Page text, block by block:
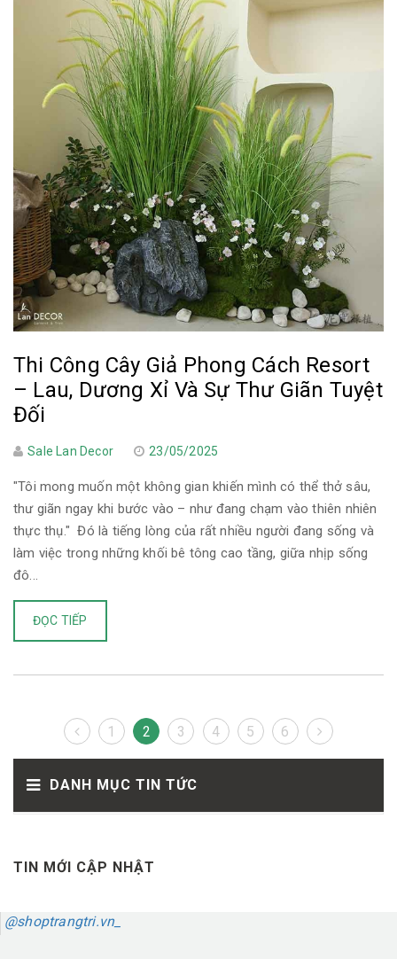
DANH MỤC TIN TỨC
TIN MỚI CẬP NHẬT
Thi Công Cây Giả Phong Cách Resort
– Lau, Dương Xỉ Và Sự Thư Giãn Tuyệt
Đối
Sale Lan Decor 23/05/2025
"Tôi mong muốn một không gian khiến mình có thể thở sâu,
thư giãn ngay khi bước vào – như đang chạm vào thiên nhiên
thực thụ." Đó là tiếng lòng của rất nhiều người đang sống và
làm việc trong những khối bê tông cao tầng, giữa nhịp sống
đô...
ĐỌC TIẾP
1 2 3 4 5 6
@shoptrangtri.vn_